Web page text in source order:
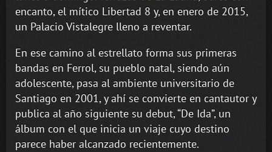
encanto, el mítico Libertad 8 y, en enero de 2015,
un Palacio Vistalegre lleno a reventar.
En ese camino al estrellato forma sus primeras
bandas en Ferrol, su pueblo natal, siendo aún
adolescente, pasa al ambiente universitario de
Santiago en 2001, y ahí se convierte en cantautor y
publica al año siguiente su debut, “De Ida”, un
álbum con el que inicia un viaje cuyo destino
parece haber alcanzado recientemente.